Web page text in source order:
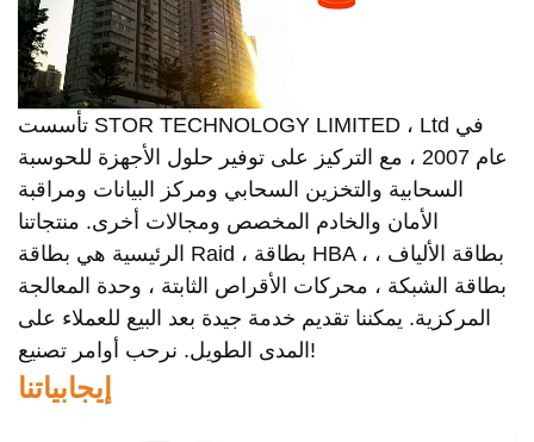
تأسست STOR TECHNOLOGY LIMITED ، Ltd في
عام 2007 ، مع التركيز على توفير حلول الأجهزة للحوسبة
السحابية والتخزين السحابي ومركز البيانات ومراقبة
الأمان والخادم المخصص ومجالات أخرى. منتجاتنا
الرئيسية هي بطاقة Raid ، بطاقة HBA ، بطاقة الألياف ،
بطاقة الشبكة ، محركات الأقراص الثابتة ، وحدة المعالجة
المركزية. يمكننا تقديم خدمة جيدة بعد البيع للعملاء على
المدى الطويل. نرحب أوامر تصنيع!
إيجابياتنا